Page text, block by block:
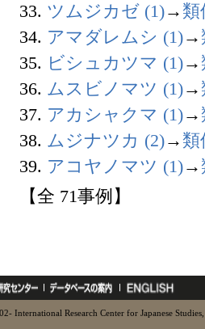
33. ツムジカゼ (1)→ 類
34. アマダレムシ (1)→
35. ビシュカツマ (1)→
36. ムスビノマツ (1)→
37. アカシャクマ (1)→
38. ムジナツカ (2)→ 類
39. アコヤノマツ (1)→
【全 71事例】
International Research Center for Japanese